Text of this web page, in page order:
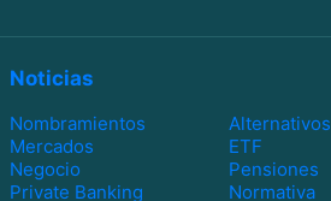
Noticias
Nombramientos
Alternativos
Mercados
ETF
Negocio
Pensiones
Private Banking
Normativa